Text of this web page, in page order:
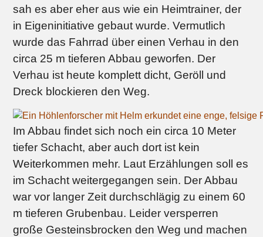
sah es aber eher aus wie ein Heimtrainer, der
in Eigeninitiative gebaut wurde. Vermutlich
wurde das Fahrrad über einen Verhau in den
circa 25 m tieferen Abbau geworfen. Der
Verhau ist heute komplett dicht, Geröll und
Dreck blockieren den Weg.
Im Abbau findet sich noch ein circa 10 Meter
tiefer Schacht, aber auch dort ist kein
Weiterkommen mehr. Laut Erzählungen soll es
im Schacht weitergegangen sein. Der Abbau
war vor langer Zeit durchschlägig zu einem 60
m tieferen Grubenbau. Leider versperren
große Gesteinsbrocken den Weg und machen